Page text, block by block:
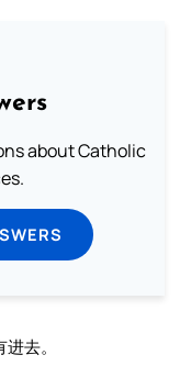
about Catholic
去。